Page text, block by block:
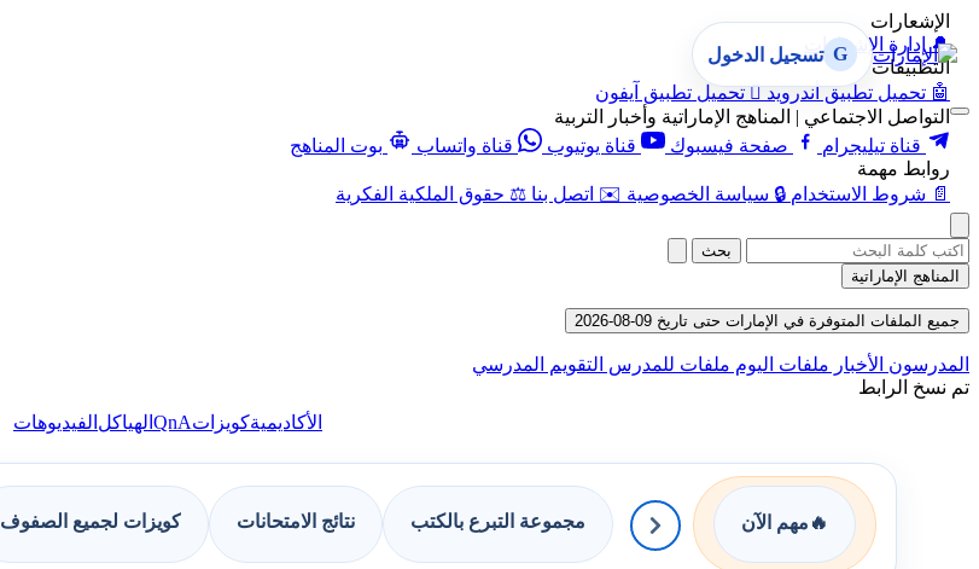
الإشعارات
🔔 إدارة الإشعارات
التطبيقات
🤖 تحميل تطبيق أندرويد  تحميل تطبيق آيفون
التواصل الاجتماعي | المناهج الإماراتية وأخبار التربية
قناة تيليجرام
صفحة فيسبوك قناة يوتيوب قناة واتساب
بوت المناهج
روابط مهمة
📄 شروط الاستخدام 🔒 سياسة الخصوصية ✉️ اتصل بنا ⚖️ حقوق الملكية الفكرية
G تسجيل الدخول
بحث
المناهج الإماراتية
جميع الملفات المتوفرة في الإمارات حتى تاريخ 09-08-2026
المدرسون الأخبار ملفات اليوم ملفات للمدرس التقويم المدرسي
تم نسخ الرابط
الأكاديميةكويزاتQnA الهياكل الفيديوهات
🔥 مهم الآن مجموعة التبرع بالكتب نتائج الامتحانات كويزات لجميع الصفوف